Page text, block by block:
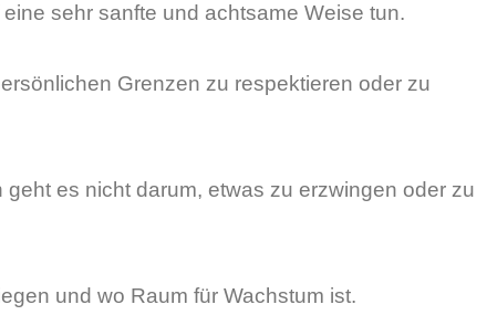
sehr sanfte und achtsame Weise tun.
Grenzen zu respektieren oder zu
es nicht darum, etwas zu erzwingen oder zu
und wo Raum für Wachstum ist.